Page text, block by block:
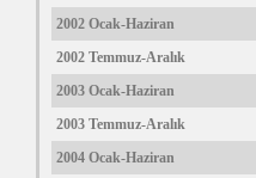
2002 Ocak-Haziran
2002 Temmuz-Aralık
2003 Ocak-Haziran
2003 Temmuz-Aralık
2004 Ocak-Haziran